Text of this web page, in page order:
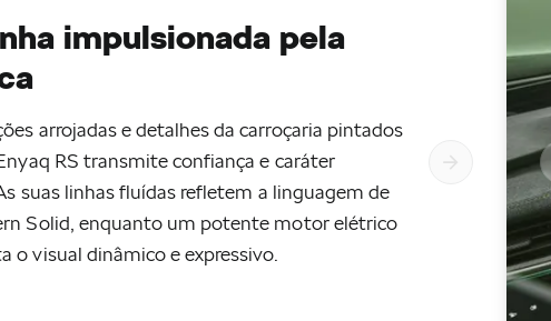
impulsionada pela
arrojadas e detalhes da carroçaria pintados
RS transmite confiança e caráter
suas linhas fluídas refletem a linguagem de
Solid, enquanto um potente motor elétrico
o visual dinâmico e expressivo.